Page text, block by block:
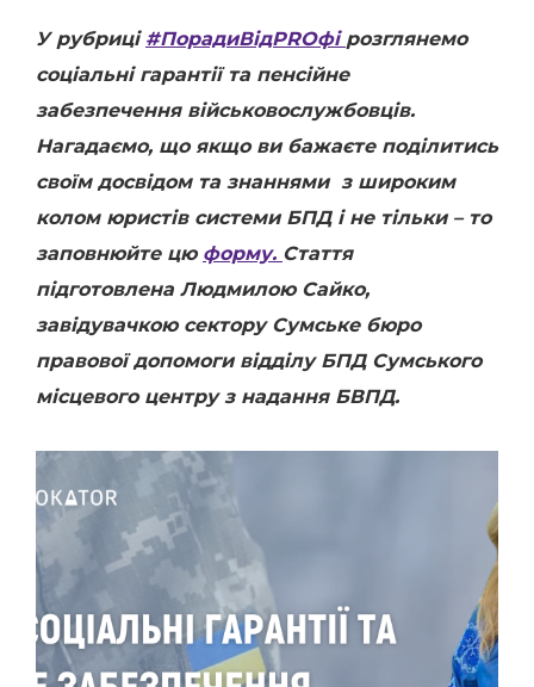
У рубриці #ПорадиВідPROфі розглянемо
соціальні гарантії та пенсійне
забезпечення військовослужбовців.
Нагадаємо, що якщо ви бажаєте поділитись
своїм досвідом та знаннями з широким
колом юристів системи БПД і не тільки – то
заповнюйте цю форму. Стаття
підготовлена Людмилою Сайко,
завідувачкою сектору Сумське бюро
правової допомоги відділу БПД Сумського
місцевого центру з надання БВПД.